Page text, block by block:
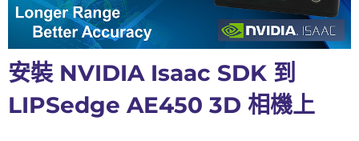
安裝 NVIDIA Isaac SDK 到
LIPSedge AE450 3D 相機上